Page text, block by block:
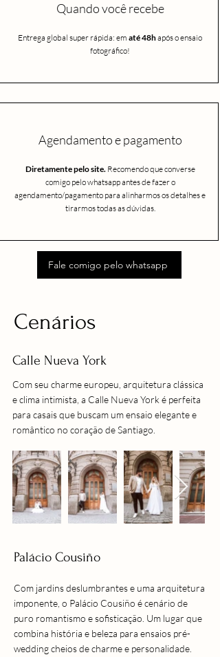
Quando você recebe
Entrega global super rápida: em até 48hapós o ensaio
fotográfico!
Agendamento e pagamento
Diretamente pelo site.Recomendo que converse
comigo pelo whatsapp antes de fazer o
agendamento/pagamento para alinharmos os detalhes e
tirarmos todas as dúvidas.
Fale comigo pelo whatsapp
Cenários
Calle Nueva York
Com seu charme europeu, arquitetura clássica
e clima intimista, a Calle Nueva York é perfeita
para casais que buscam um ensaio elegante e
romântico no coração de Santiago.
Palácio Cousiño
Com jardins deslumbrantes e uma arquitetura
imponente, o Palácio Cousiño é cenário de
puro romantismo e sofisticação. Um lugar que
combina história e beleza para ensaios pré-
wedding cheios de charme e personalidade.